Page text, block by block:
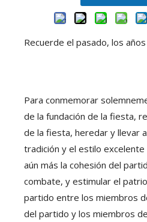
Recuerde el pasado, los
Para conmemorar
de la fundación de la fiesta,
de la fiesta, heredar y llevar
tradición y el estilo
aún más la cohesión del
combate, y estimular el
partido entre los miembros
del partido y los miembros